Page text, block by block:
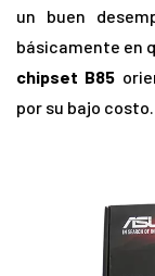
un buen
básicamente en
chipset B85
por su bajo costo.